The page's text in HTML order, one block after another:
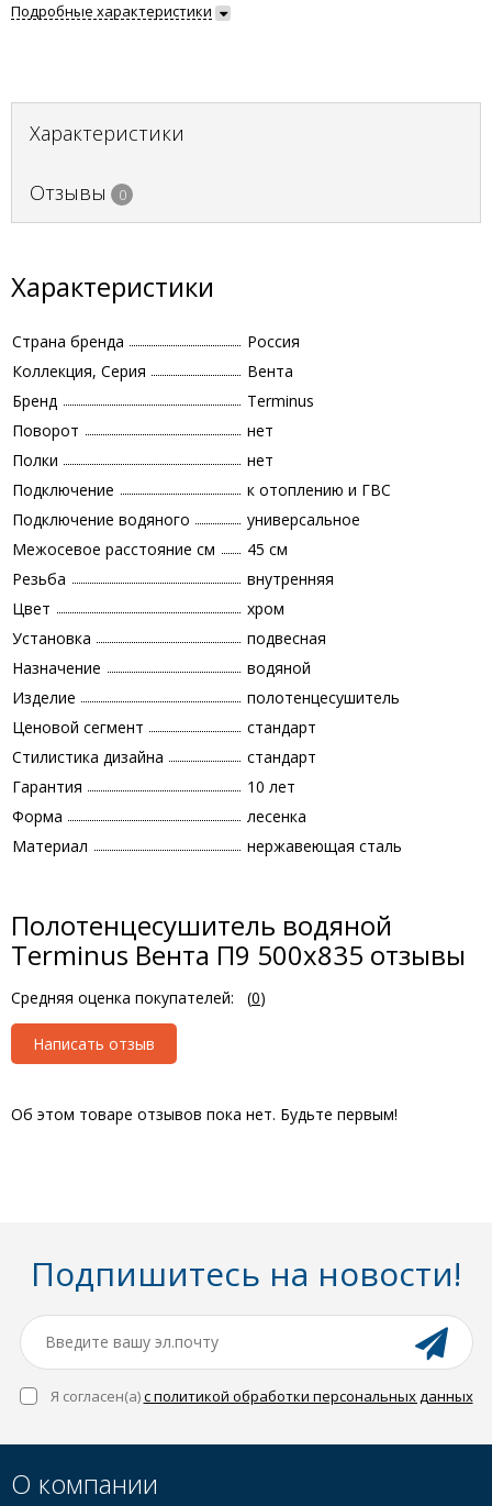
Подробные характеристики
Характеристики
Отзывы 0
Характеристики
Страна бренда
Россия
Коллекция, Серия
Вента
Бренд
Terminus
Поворот
нет
Полки
нет
Подключение
к отоплению и ГВС
Подключение водяного
универсальное
Межосевое расстояние см
45 см
Резьба
внутренняя
Цвет
хром
Установка
подвесная
Назначение
водяной
Изделие
полотенцесушитель
Ценовой сегмент
стандарт
Стилистика дизайна
стандарт
Гарантия
10 лет
Форма
лесенка
Материал
нержавеющая сталь
Полотенцесушитель водяной
Terminus Вента П9 500x835 отзывы
Средняя оценка покупателей: (0)
Написать отзыв
Об этом товаре отзывов пока нет. Будьте первым!
Подпишитесь на новости!
Я согласен(a)с политикой обработки персональных данных
О компании